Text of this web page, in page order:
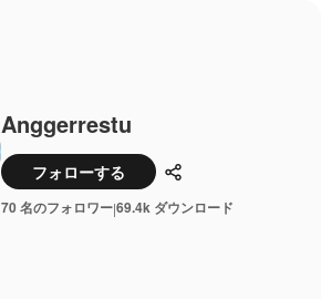
Anggerrestu
フォローする 共有
70 名のフォロワー|69.4k ダウンロード